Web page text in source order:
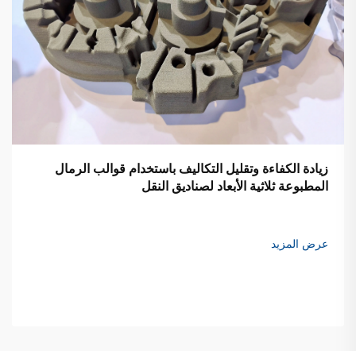
زيادة الكفاءة وتقليل التكاليف باستخدام قوالب الرمال
المطبوعة ثلاثية الأبعاد لصناديق النقل
عرض المزيد